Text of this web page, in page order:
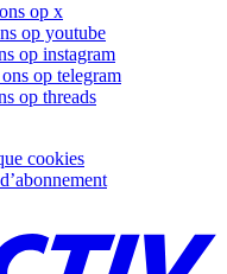
op x
op youtube
op instagram
op telegram
op threads
cookies